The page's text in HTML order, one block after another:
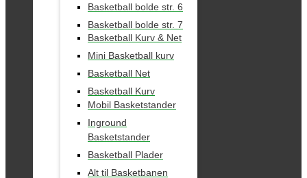
Basketball bolde str. 6
Basketball bolde str. 7
Basketball Kurv & Net
Mini Basketball kurv
Basketball Net
Basketball Kurv
Mobil Basketstander
Inground
Basketstander
Basketball Plader
Alt til Basketbanen